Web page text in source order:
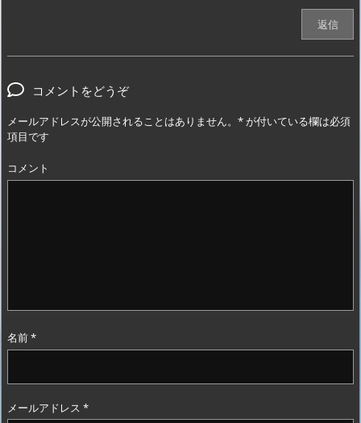
返信
コメントをどうぞ
メールアドレスが公開されることはありません。 *が付いている欄は必須
項目です
コメント
名前*
メールアドレス *